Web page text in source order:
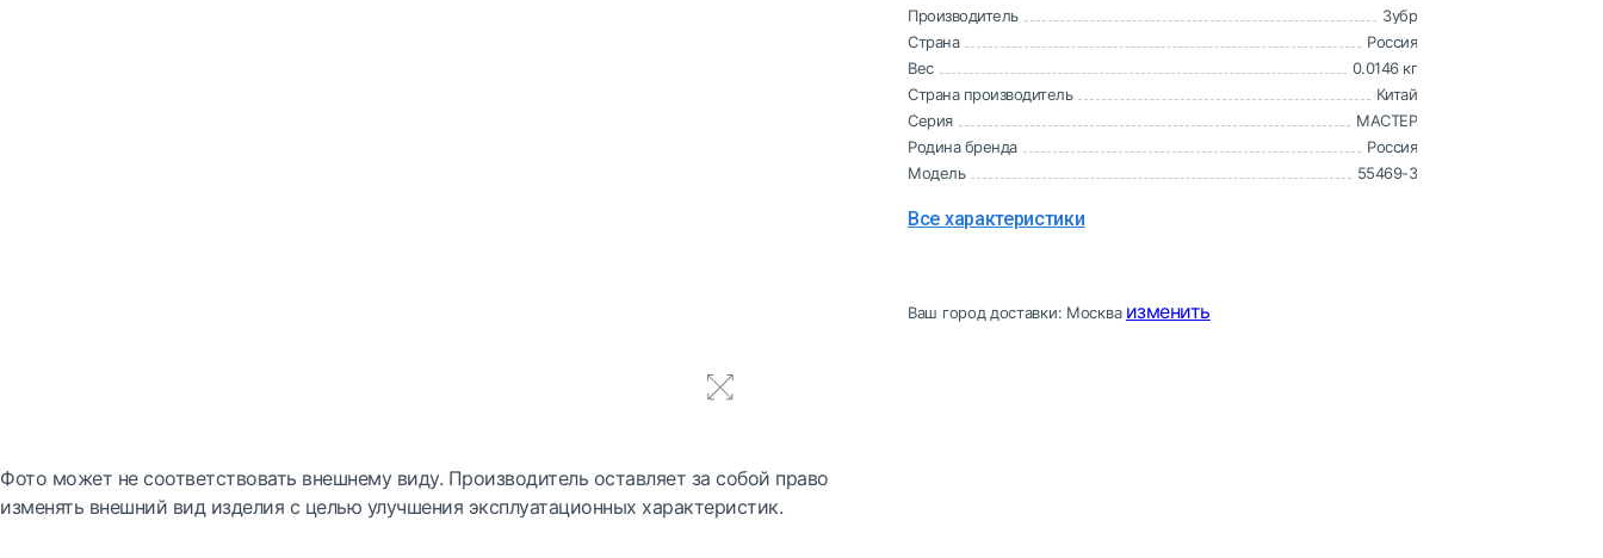
Фото может не соответствовать внешнему виду. Производитель оставляет за собой право
изменять внешний вид изделия с целью улучшения эксплуатационных характеристик.
Производитель
Зубр
Страна
Россия
Вес
0.0146 кг
Страна производитель
Китай
Серия
МАСТЕР
Родина бренда
Россия
Модель
55469-3
Все характеристики
Ваш город доставки: Москва изменить